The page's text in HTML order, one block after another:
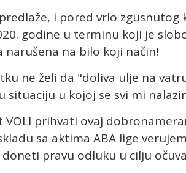
i pored vrlo zgusnutog
godine u terminu koji je
narušena na bilo koji način!
ne želi da "doliva ulje na
situaciju u kojoj se svi mi
VOLI prihvati ovaj
sa aktima ABA lige
pravu odluku u cilju